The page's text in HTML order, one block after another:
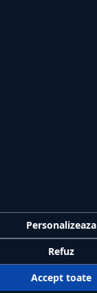
Personalizeaza
Refuz
Accept toate